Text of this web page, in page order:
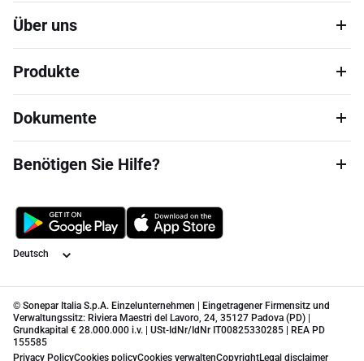
Über uns
Produkte
Dokumente
Benötigen Sie Hilfe?
Sprache
© Sonepar Italia S.p.A. Einzelunternehmen | Eingetragener Firmensitz und
Verwaltungssitz: Riviera Maestri del Lavoro, 24, 35127 Padova (PD) |
Grundkapital € 28.000.000 i.v. | USt-IdNr/IdNr IT00825330285 | REA PD
155585
Privacy PolicyCookies policyCookies verwaltenCopyrightLegal disclaimer